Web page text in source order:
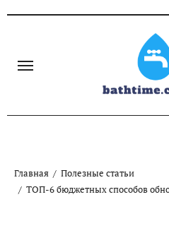
Главная
Полезные статьи
ТОП-6 бюджетных способов